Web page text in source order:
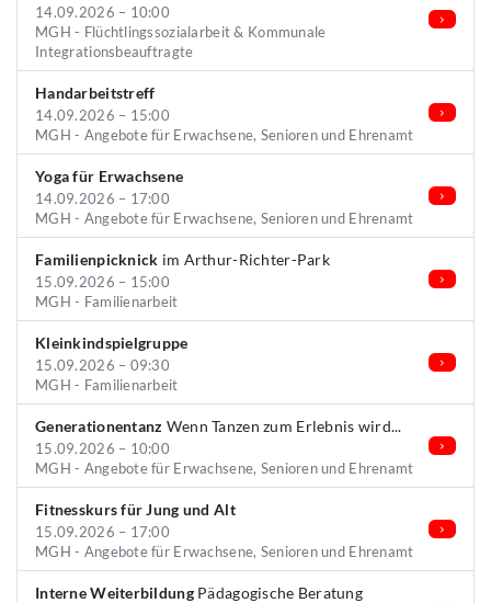
14.09.2026 – 10:00
MGH - Flüchtlingssozialarbeit & Kommunale
Integrationsbeauftragte
Handarbeitstreff
14.09.2026 – 15:00
MGH - Angebote für Erwachsene, Senioren und Ehrenamt
Yoga für Erwachsene
14.09.2026 – 17:00
MGH - Angebote für Erwachsene, Senioren und Ehrenamt
Familienpicknick im Arthur-Richter-Park
15.09.2026 – 15:00
MGH - Familienarbeit
Kleinkindspielgruppe
15.09.2026 – 09:30
MGH - Familienarbeit
Generationentanz Wenn Tanzen zum Erlebnis wird...
15.09.2026 – 10:00
MGH - Angebote für Erwachsene, Senioren und Ehrenamt
Fitnesskurs für Jung und Alt
15.09.2026 – 17:00
MGH - Angebote für Erwachsene, Senioren und Ehrenamt
Interne WeiterbildungPädagogische Beratung